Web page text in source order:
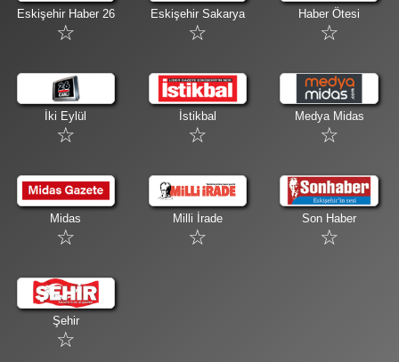
Eskişehir Haber 26 Eskişehir Sakarya Haber Ötesi
İki Eylül İstikbal Medya Midas
Midas Milli İrade Son Haber
Şehir